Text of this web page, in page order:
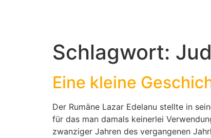
Schlagwort:
Eine kleine
Der Rumäne Lazar Edelanu stellte in
für das man damals keinerlei
zwanziger Jahren des vergangenen